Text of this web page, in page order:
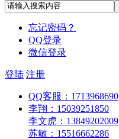
忘记密码？
QQ登录
微信登录
登陆 注册
QQ客服：1713968690
李翔：15039251850
李文虎：13849202009
苏敏：15516662286